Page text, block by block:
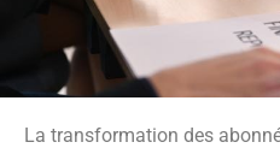
La transformation des